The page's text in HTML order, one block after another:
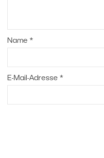
Name *
E-Mail-Adresse *